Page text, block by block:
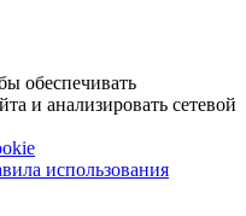
обеспечивать
и анализировать сетевой
использования